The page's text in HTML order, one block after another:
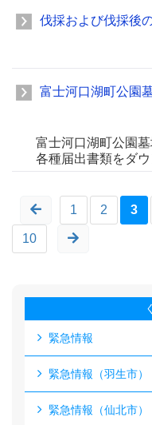
伐採および伐採後
富士河口湖町公園
富士河口湖町公園
各種届出書類をダウ
1 2 3
10
緊急情報
緊急情報（羽生市）
緊急情報（仙北市）